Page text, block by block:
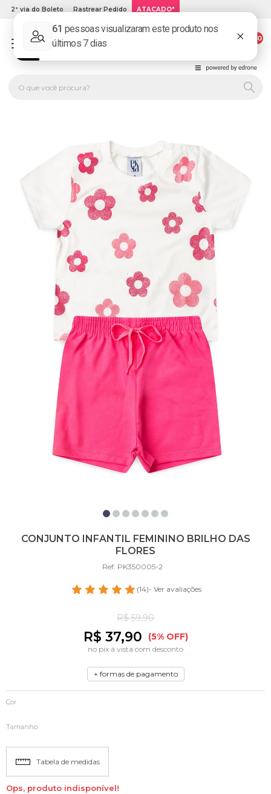
2ª via do Boleto Rastrear Pedido ATACADO*
00
CONJUNTO INFANTIL FEMININO BRILHO DAS
FLORES
Ref: PK350005-2
(14)- Ver avaliações
R$ 59,90
R$ 37,90 (5% OFF)
no pix à vista com desconto
+ formas de pagamento
Cor
Tamanho
Tabela de medidas
Ops, produto indisponível!